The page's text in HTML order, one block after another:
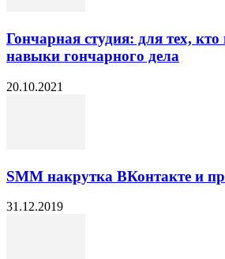
Гончарная студия: для тех, кто
навыки гончарного дела
20.10.2021
SMM накрутка ВКонтакте и
31.12.2019